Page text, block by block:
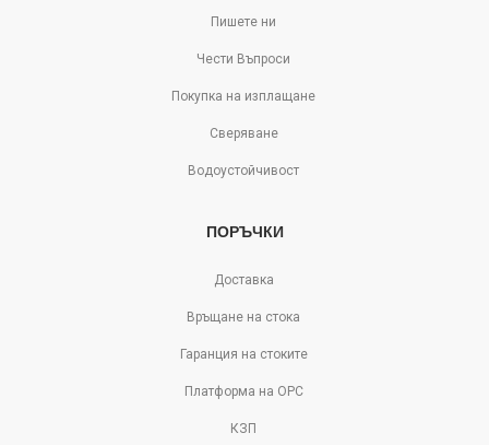
Пишете ни
Чести Въпроси
Покупка на изплащане
Сверяване
Водоустойчивост
ПОРЪЧКИ
Доставка
Връщане на стока
Гаранция на стоките
Платформа на ОРС
КЗП